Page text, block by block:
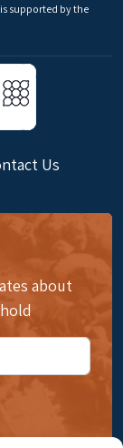
supported by the
Us
about